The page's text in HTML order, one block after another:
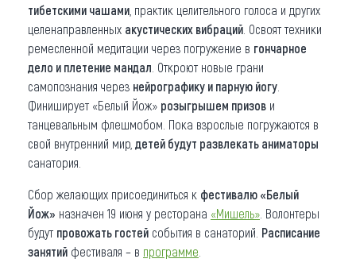
тибетскими чашами , практик целительного голоса и других
целенаправленных акустических вибраций . Освоят техники
ремесленной медитации через погружение в гончарное
дело и плетение мандал . Откроют новые грани
самопознания через нейрографику и парную йогу
Финиширует «Белый Йож» розыгрышем призов и
танцевальным флешмобом. Пока взрослые погружаются в
свой внутренний мир, детей будут развлекать аниматоры
санатория.
Сбор желающих присоединиться к фестивалю «Белый
Йож» назначен 19 июня у ресторана «Мишель» . Волонтеры
будут провожать гостей события в санаторий. Расписание
занятий фестиваля – в программе